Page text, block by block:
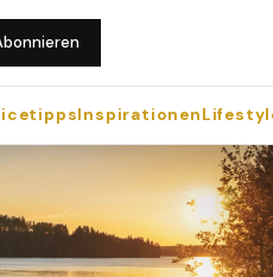
Inspirationen